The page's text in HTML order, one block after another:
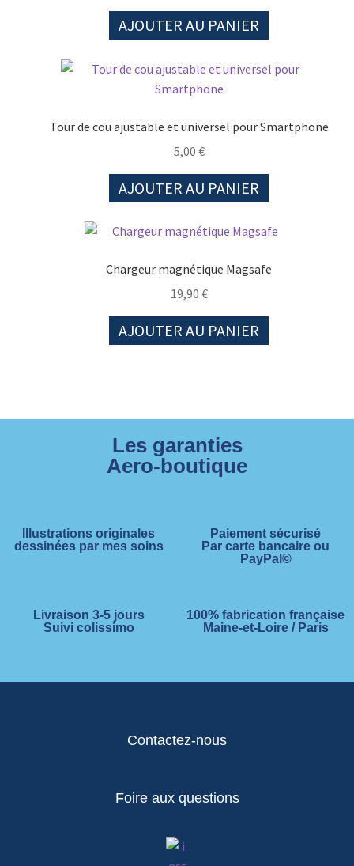
AJOUTER AU PANIER
Tour de cou ajustable et universel pour Smartphone
5,00 €
AJOUTER AU PANIER
Chargeur magnétique Magsafe
19,90 €
AJOUTER AU PANIER
Les garanties
Aero-boutique
Illustrations originales
dessinées par mes soins
Paiement sécurisé
Par carte bancaire ou
PayPal©
Livraison 3-5 jours
Suivi colissimo
100% fabrication française
Maine-et-Loire / Paris
Contactez-nous
Foire aux questions